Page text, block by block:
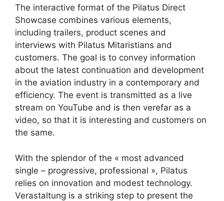
The interactive format of the Pilatus Direct
Showcase combines various elements,
including trailers, product scenes and
interviews with Pilatus Mitaristians and
customers. The goal is to convey information
about the latest continuation and development
in the aviation industry in a contemporary and
efficiency. The event is transmitted as a live
stream on YouTube and is then verefar as a
video, so that it is interesting and customers on
the same.
With the splendor of the « most advanced
single – progressive, professional », Pilatus
relies on innovation and modest technology.
Verastaltung is a striking step to present the